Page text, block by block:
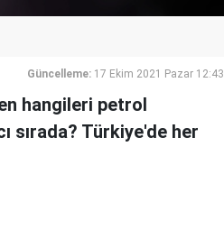
Güncelleme: 17 Ekim 2021 Pazar 12:43
hangileri petrol
sırada? Türkiye'de her